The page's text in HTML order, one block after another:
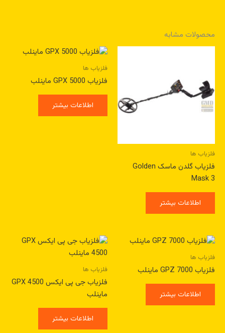
محصولات مشابه
فلزیاب ها
فلزیاب گلدن ماسک Golden
Mask 3
اطلاعات بیشتر
فلزیاب ها
فلزیاب GPX 5000 ماینلب
اطلاعات بیشتر
فلزیاب ها
فلزیاب GPZ 7000 ماینلب
اطلاعات بیشتر
فلزیاب ها
فلزیاب جی پی ایکس GPX 4500
ماینلب
اطلاعات بیشتر